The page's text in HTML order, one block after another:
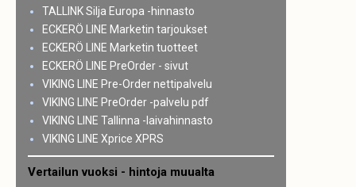
TALLINK Silja Europa -hinnasto
ECKERÖ LINE Marketin tarjoukset
ECKERÖ LINE Marketin tuotteet
ECKERÖ LINE PreOrder - sivut
VIKING LINE Pre-Order nettipalvelu
VIKING LINE PreOrder -palvelu pdf
VIKING LINE Tallinna -laivahinnasto
VIKING LINE Xprice XPRS
Vertailun vuoksi - hintoja muualta